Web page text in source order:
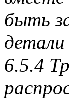
быть
6.5.4